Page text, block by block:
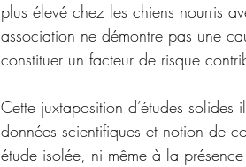
plus élevé chez les chiens nourris
association ne démontre pas une
constituer un facteur de risque
Cette juxtaposition d’études
données scientifiques et notion de
étude isolée, ni même à la